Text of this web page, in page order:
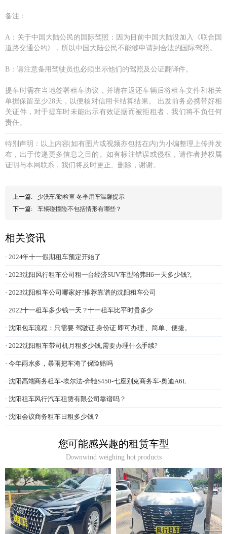
备注：
A：关于中国大陆公民的国际驾照：因为目前中国大陆没加入《联合国
道路交通公约》，所以中国大陆公民不能够申请到合法的国际驾照。
B：请注意备用驾驶员也必须出示他们的驾照及公证翻译件。
提车时需在当地签署租车协议，并请在返还车辆后将租车文件和相关
单据保留至少28天，以便核对信用卡结算结果。 出发前务必携带好相
关证件，对于提车时未能出示有效证据而被拒租者，我们将不负任何
责任。
特别声明：以上内容(如有图片或视频亦包括在内)为小编整理上传并发
布，出于传递更多信息之目的。如有标注错误或侵权，请作者持权属
证明与本网联系，我们将及时更正、删除，谢谢。
上一篇:
少洗车/勤检查 冬季用车温馨提示
下一篇:
车辆碰撞险不包括情形有哪些？
相关资讯
· 2024年十一假期租车预定开始了
· 2023沈阳风行租车公司租一台经济SUV车型哈弗H6一天多少钱?,
· 2023沈阳租车公司哪家好?推荐靠谱的沈阳租车公司
· 2022十一租车多少钱一天？十一租车比平时贵多少
· 沈阳包车流程：只需要 驾驶证 身份证 即可办理 、简单、便捷。
· 2022沈阳租车带司机月租多少钱,需要办理什么手续?
· 今年雨水多，暴雨把车淹了保险赔吗
· 沈阳高端商务租车-埃尔法-奔驰S450-七座别克商务车-奥迪A6L
· 沈阳租车风行汽车租赁有限公司靠谱吗？
· 沈阳会议商务租车日租多少钱？
您可能感兴趣的租赁车型
Downwind weighing hot products